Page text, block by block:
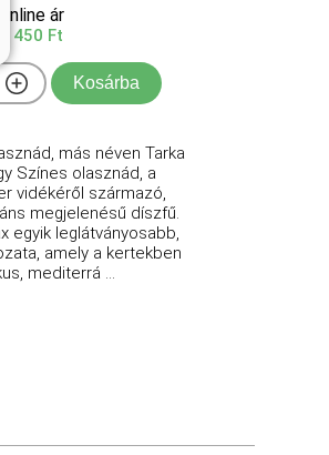
Online ár
3 450 Ft
Kosárba
más néven Tarka
Színes olasznád, a
vidékéről származó,
megjelenésű díszfű.
egyik leglátványosabb,
amely a kertekben
mediterrá ...